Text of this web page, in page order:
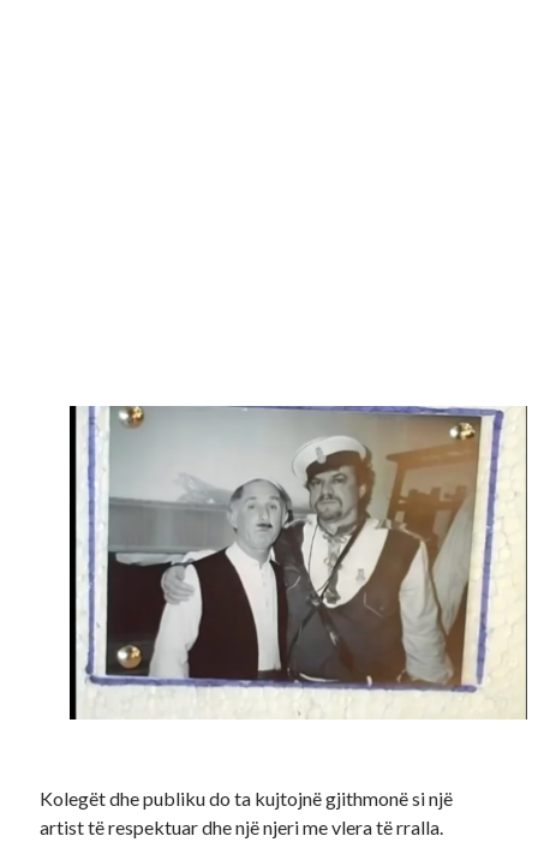
Kolegët dhe publiku do ta kujtojnë gjithmonë si një
artist të respektuar dhe një njeri me vlera të rralla.